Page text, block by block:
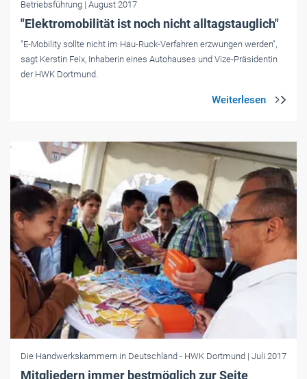
Betriebsführung | August 2017
"Elektromobilität ist noch nicht alltagstauglich"
"E-Mobility sollte nicht im Hau-Ruck-Verfahren erzwungen werden",
sagt Kerstin Feix, Inhaberin eines Autohauses und Vize-Präsidentin
der HWK Dortmund.
Die Handwerkskammern in Deutschland - HWK Dortmund | Juli 2017
Mitgliedern immer bestmöglich zur Seite